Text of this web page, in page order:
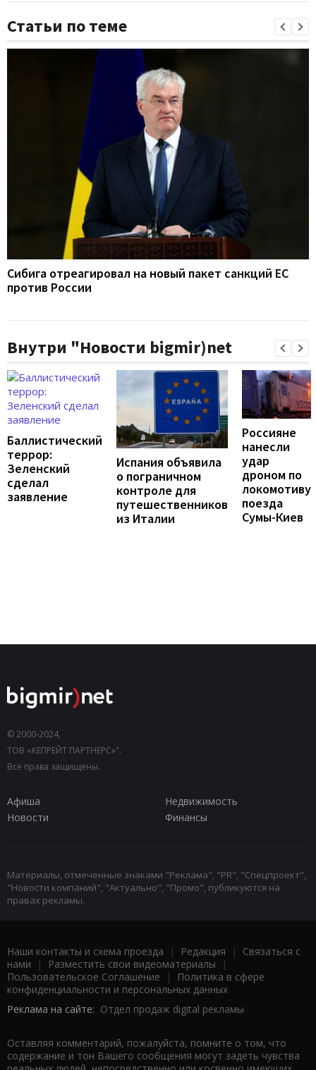
Статьи по теме
Сибига отреагировал на новый пакет санкций ЕС
против России
Внутри "Новости bigmir)net
Баллистический
террор:
Зеленский
сделал
заявление
Испания объявила
о пограничном
контроле для
путешественников
из Италии
Россияне
нанесли
удар
дроном по
локомотиву
поезда
Сумы-Киев
© 2000-2024,
ТОВ «КЕПРЕЙТ ПАРТНЕРС»".
Все права защищены.
Афиша
Недвижимость
Новости
Финансы
Материалы, отмеченные знаками "Реклама", "PR", "Спецпроект",
"Новости компаний", "Актуально", "Промо", публикуются на
правах рекламы.
Наши контакты и схема проезда | Редакция | Связаться с
нами | Разместить свои видеоматериалы |
Пользовательское Соглашение |
Политика в сфере
конфиденциальности и персональных данных
Реклама на сайте: Отдел продаж digital рекламы
Оставляя комментарий, пожалуйста, помните о том, что
содержание и тон Вашего сообщения могут задеть чувства